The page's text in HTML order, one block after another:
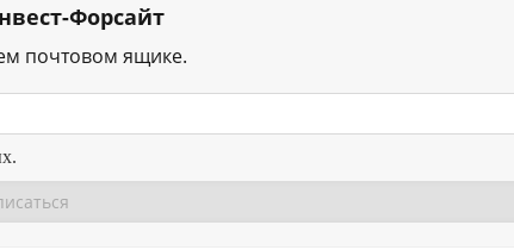
Форсайт
почтовом ящике.